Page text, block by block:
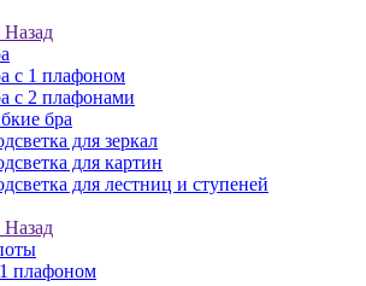
Назад
с 1 плафоном
с 2 плафонами
бра
для зеркал
для картин
для лестниц и ступеней
Назад
плафоном